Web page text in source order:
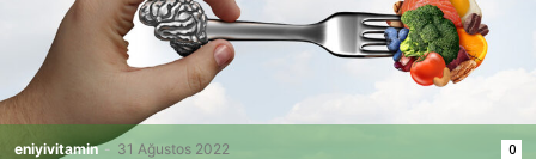
eniyivitamin - 31 Ağustos 2022 0